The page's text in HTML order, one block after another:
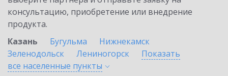
консультацию, приобретение или внедрение
продукта.
Казань
Бугульма
Нижнекамск
Зеленодольск
Лениногорск
Показать
все населенные пункты